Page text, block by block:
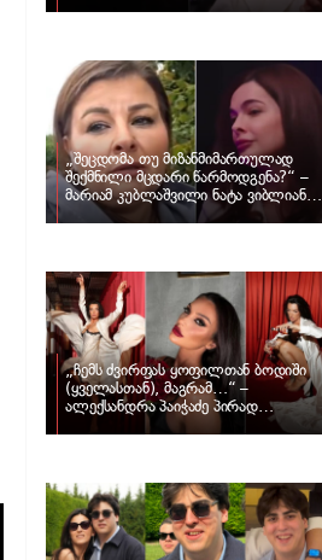
„შეცდომა თუ მიზანმიმართულად
შექმნილი მცდარი წარმოდგენა?“ –
მარიამ კუბლაშვილი ნატა ვიბლიანის
საქმეზე ვიდეომიმართვას ავრცელებს
„ჩემს ძვირფას ყოფილთან ბოდიში
(ყველასთან), მაგრამ…“ –
ალექსანდრა პაიჭაძე პირად